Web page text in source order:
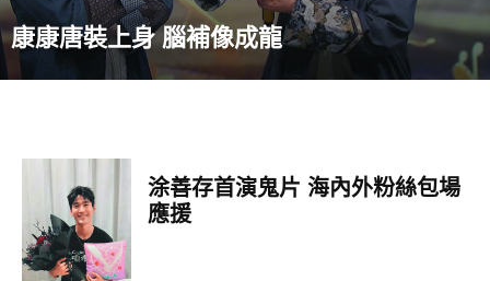
康康唐裝上身 腦補像成龍
涂善存首演鬼片 海內外粉絲包場
應援